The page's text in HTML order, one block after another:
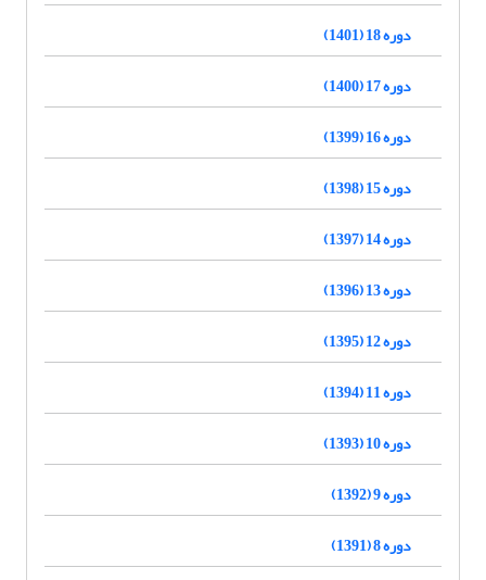
دوره 18 (1401)
دوره 17 (1400)
دوره 16 (1399)
دوره 15 (1398)
دوره 14 (1397)
دوره 13 (1396)
دوره 12 (1395)
دوره 11 (1394)
دوره 10 (1393)
دوره 9 (1392)
دوره 8 (1391)